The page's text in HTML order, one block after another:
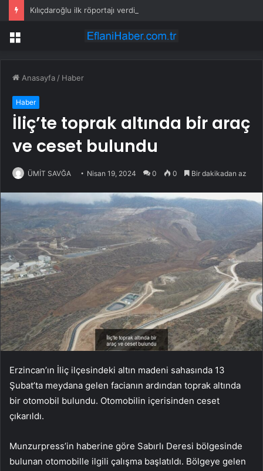
Menü
Anasayfa / Haber
Haber
İliç’te toprak altında bir araç
ve ceset bulundu
ÜMİT SAVĞA Nisan 19, 2024 0 0 Bir dakikadan az
Erzincan’ın İliç ilçesindeki altın madeni sahasında 13
Şubat’ta meydana gelen facianın ardından toprak altında
bir otomobil bulundu. Otomobilin içerisinden ceset
çıkarıldı.
Munzurpress’in haberine göre Sabırlı Deresi bölgesinde
bulunan otomobille ilgili çalışma başlatıldı. Bölgeye gelen